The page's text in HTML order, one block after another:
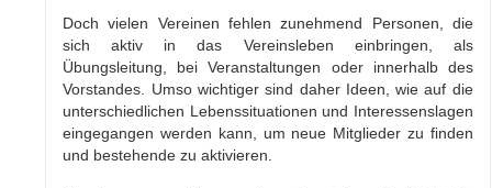
Doch vielen Vereinen fehlen zunehmend Personen, die
sich aktiv in das Vereinsleben einbringen, als
Übungsleitung, bei Veranstaltungen oder innerhalb des
Vorstandes. Umso wichtiger sind daher Ideen, wie auf die
unterschiedlichen Lebenssituationen und Interessenslagen
eingegangen werden kann, um neue Mitglieder zu finden
und bestehende zu aktivieren.